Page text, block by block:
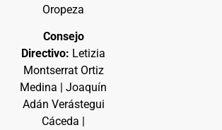
Oropeza
Consejo
Directivo: Letizia
Montserrat Ortiz
Medina | Joaquín
Adán Verástegui
Cáceda |